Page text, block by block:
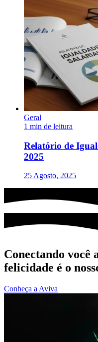
Geral
1 min de leitura
Relatório de
2025
25 Agosto, 2025
Conectando você
felicidade é o
Conheça a Aviva